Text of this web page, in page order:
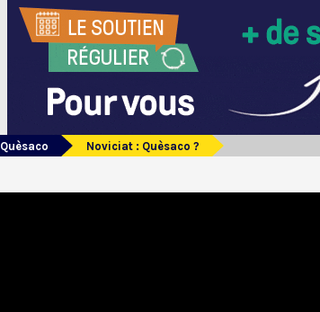
Quèsaco Noviciat : Quèsaco ?